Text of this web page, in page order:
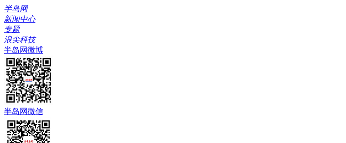
半岛网
新闻中心
专题
浪尖科技
半岛网微博
半岛网微信